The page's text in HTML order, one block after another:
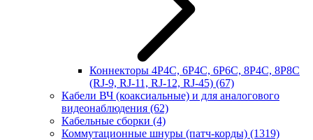
Коннекторы 4P4C, 6P4C, 6P6C, 8P4C, 8P8C
(RJ-9, RJ-11, RJ-12, RJ-45) (67)
Кабели ВЧ (коаксиальные) и для аналогового
видеонаблюдения (62)
Кабельные сборки (4)
Коммутационные шнуры (патч-корды) (1319)